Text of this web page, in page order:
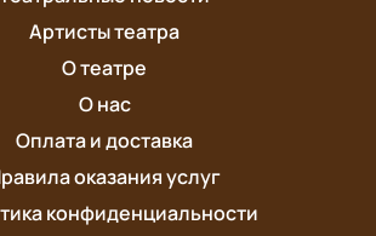
Артисты театра
О театре
О нас
Оплата и доставка
оказания услуг
конфиденциальности